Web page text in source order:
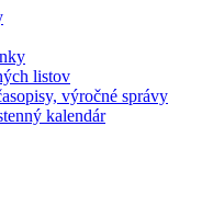
listov
výročné správy
kalendár